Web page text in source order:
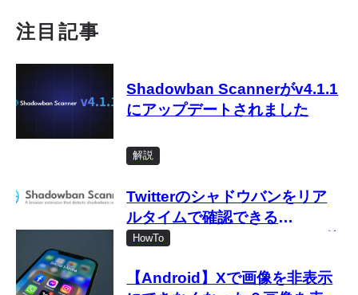
注目記事
Shadowban Scannerがv4.1.1
にアップデートされました
解説
Twitterのシャドウバンをリア
ルタイムで確認できる
「Shadowban Scanner」の使
HowTo
【Android】Xで画像を非表示